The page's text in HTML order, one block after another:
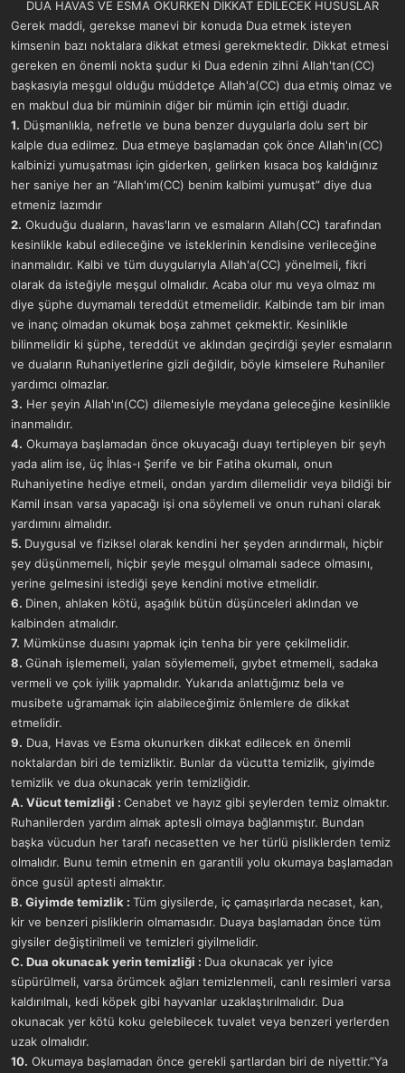
a
t
a
n
r
i
h
i
DUA HAVAS VE ESMA OKURKEN DİKKAT EDİLECEK HUSUSLAR​
Gerek maddi, gerekse manevi bir konuda Dua etmek isteyen
kimsenin bazı noktalara dikkat etmesi gerekmektedir. Dikkat etmesi
gereken en önemli nokta şudur ki Dua edenin zihni Allah'tan(CC)
başkasıyla meşgul olduğu müddetçe Allah'a(CC) dua etmiş olmaz ve
en makbul dua bir müminin diğer bir mümin için ettiği duadır.
1. Düşmanlıkla, nefretle ve buna benzer duygularla dolu sert bir
kalple dua edilmez. Dua etmeye başlamadan çok önce Allah'ın(CC)
kalbinizi yumuşatması için giderken, gelirken kısaca boş kaldığınız
her saniye her an “Allah'ım(CC) benim kalbimi yumuşat” diye dua
etmeniz lazımdır
2. Okuduğu duaların, havas'ların ve esmaların Allah(CC) tarafından
kesinlikle kabul edileceğine ve isteklerinin kendisine verileceğine
inanmalıdır. Kalbi ve tüm duygularıyla Allah'a(CC) yönelmeli, fikri
olarak da isteğiyle meşgul olmalıdır. Acaba olur mu veya olmaz mı
diye şüphe duymamalı tereddüt etmemelidir. Kalbinde tam bir iman
ve inanç olmadan okumak boşa zahmet çekmektir. Kesinlikle
bilinmelidir ki şüphe, tereddüt ve aklından geçirdiği şeyler esmaların
ve duaların Ruhaniyetlerine gizli değildir, böyle kimselere Ruhaniler
yardımcı olmazlar.
3. Her şeyin Allah'ın(CC) dilemesiyle meydana geleceğine kesinlikle
inanmalıdır.
4. Okumaya başlamadan önce okuyacağı duayı tertipleyen bir şeyh
yada alim ise, üç İhlas-ı Şerife ve bir Fatiha okumalı, onun
Ruhaniyetine hediye etmeli, ondan yardım dilemelidir veya bildiği bir
Kamil insan varsa yapacağı işi ona söylemeli ve onun ruhani olarak
yardımını almalıdır.
5. Duygusal ve fiziksel olarak kendini her şeyden arındırmalı, hiçbir
şey düşünmemeli, hiçbir şeyle meşgul olmamalı sadece olmasını,
yerine gelmesini istediği şeye kendini motive etmelidir.
6. Dinen, ahlaken kötü, aşağılık bütün düşünceleri aklından ve
kalbinden atmalıdır.
7. Mümkünse duasını yapmak için tenha bir yere çekilmelidir.
8. Günah işlememeli, yalan söylememeli, gıybet etmemeli, sadaka
vermeli ve çok iyilik yapmalıdır. Yukarıda anlattığımız bela ve
musibete uğramamak için alabileceğimiz önlemlere de dikkat
etmelidir.
9. Dua, Havas ve Esma okunurken dikkat edilecek en önemli
noktalardan biri de temizliktir. Bunlar da vücutta temizlik, giyimde
temizlik ve dua okunacak yerin temizliğidir.
A. Vücut temizliği : Cenabet ve hayız gibi şeylerden temiz olmaktır.
Ruhanilerden yardım almak aptesli olmaya bağlanmıştır. Bundan
başka vücudun her tarafı necasetten ve her türlü pisliklerden temiz
olmalıdır. Bunu temin etmenin en garantili yolu okumaya başlamadan
önce gusül aptesti almaktır.
B. Giyimde temizlik : Tüm giysilerde, iç çamaşırlarda necaset, kan,
kir ve benzeri pisliklerin olmamasıdır. Duaya başlamadan önce tüm
giysiler değiştirilmeli ve temizleri giyilmelidir.
C. Dua okunacak yerin temizliği : Dua okunacak yer iyice
süpürülmeli, varsa örümcek ağları temizlenmeli, canlı resimleri varsa
kaldırılmalı, kedi köpek gibi hayvanlar uzaklaştırılmalıdır. Dua
okunacak yer kötü koku gelebilecek tuvalet veya benzeri yerlerden
uzak olmalıdır.
10. Okumaya başlamadan önce gerekli şartlardan biri de niyettir.”Ya